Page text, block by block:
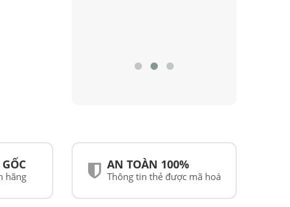
hãng
AN TOÀN 100%
Thông tin thẻ được mã hoá